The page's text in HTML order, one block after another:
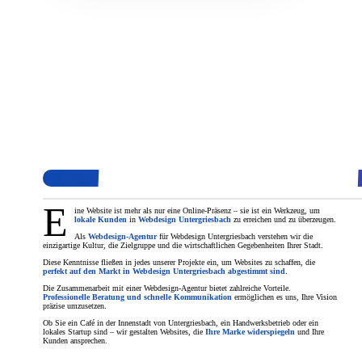
E
ine Website ist mehr als nur eine Online-Präsenz – sie ist ein Werkzeug, um
lokale Kunden in Webdesign Untergriesbach zu erreichen und zu überzeugen.
Als Webdesign-Agenturfür Webdesign Untergriesbach verstehen wir die
einzigartige Kultur, die Zielgruppe und die wirtschaftlichen Gegebenheiten Ihrer Stadt.
Diese Kenntnisse fließen in jedes unserer Projekte ein, um Websites zu schaffen, die
perfekt auf den Markt in Webdesign Untergriesbach abgestimmt sind
Die Zusammenarbeit mit einer Webdesign-Agentur bietet zahlreiche Vorteile.
Professionelle Beratung und schnelle Kommunikation ermöglichen es uns, Ihre Vision
präzise umzusetzen.
Ob Sie ein Café in der Innenstadt von Untergriesbach, ein Handwerksbetrieb oder ein
lokales Startup sind – wir gestalten Websites, die Ihre Marke widerspiegeln und Ihre
Kunden ansprechen.